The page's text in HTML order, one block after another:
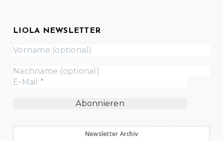
LIOLA NEWSLETTER
Newsletter Archiv